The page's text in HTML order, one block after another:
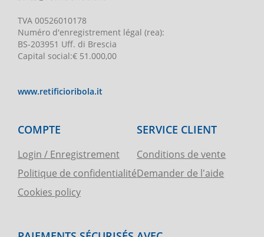
TVA 00526010178
Numéro d'enregistrement légal (rea):
BS-203951 Uff. di Brescia
Capital social:€ 51.000,00
www.retificioribola.it
COMPTE
Login / Enregistrement
Politique de confidentialité
Cookies policy
SERVICE CLIENT
Conditions de vente
Demander de l'aide